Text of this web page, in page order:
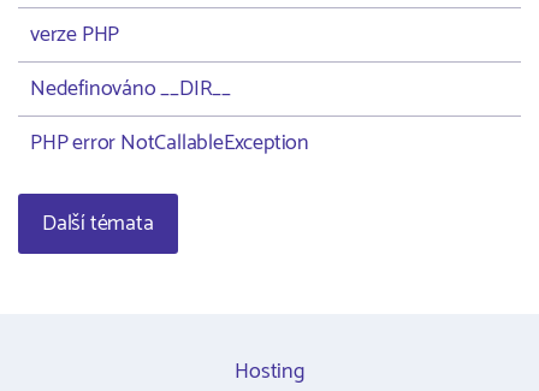
verze PHP
Nedefinováno __DIR__
PHP error NotCallableException
Další témata
Hosting